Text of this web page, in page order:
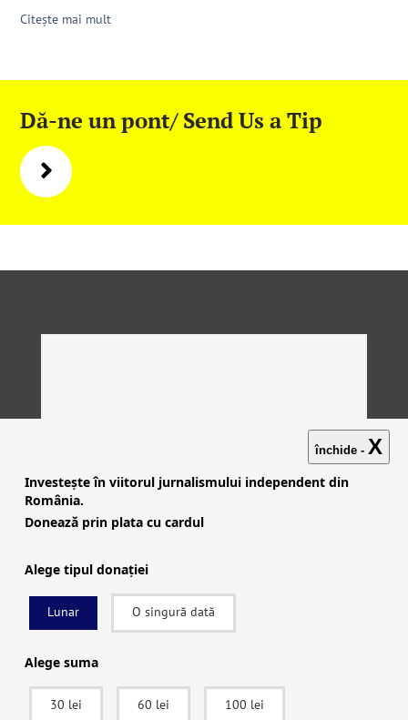
Citește mai mult
Dă-ne un pont/ Send Us a Tip
Investigații Știri |Explicative
închide - X
Investește în viitorul jurnalismului independent din
România.
Donează prin plata cu cardul
Alege tipul donației
Lunar O singură dată
Alege suma
30 lei 60 lei 100 lei